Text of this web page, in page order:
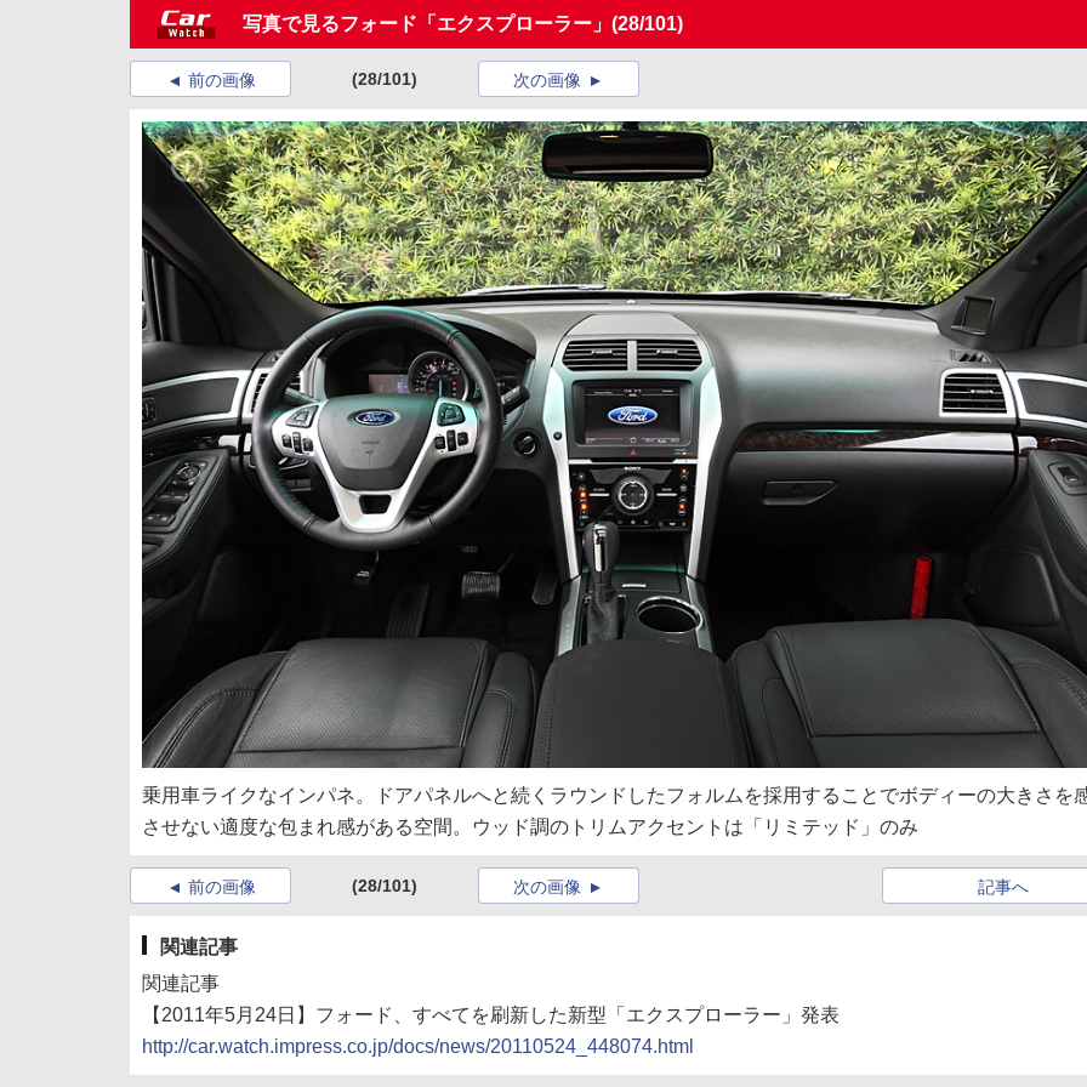
写真で見るフォード「エクスプローラー」 (28/101)
前の画像 (28/101) 次の画像
乗用車ライクなインパネ。ドアパネルへと続くラウンドしたフォルムを採用することでボディーの大きさを
させない適度な包まれ感がある空間。ウッド調のトリムアクセントは「リミテッド」のみ
前の画像 (28/101) 記事へ
次の画像
関連記事
関連記事
【2011年5月24日】フォード、すべてを刷新した新型「エクスプローラー」発表
http://car.watch.impress.co.jp/docs/news/20110524_448074.html